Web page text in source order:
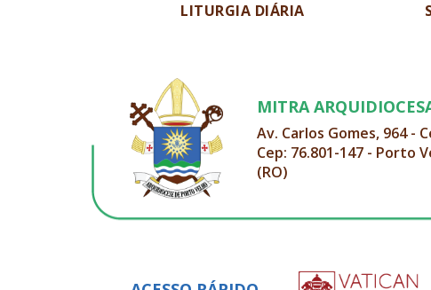
LITURGIA DIÁRIA
MITRA
Av. Carlos Gomes, 964 -
Cep: 76.801-147 - Porto
(RO)